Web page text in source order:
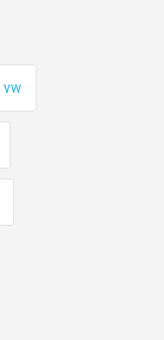
vw